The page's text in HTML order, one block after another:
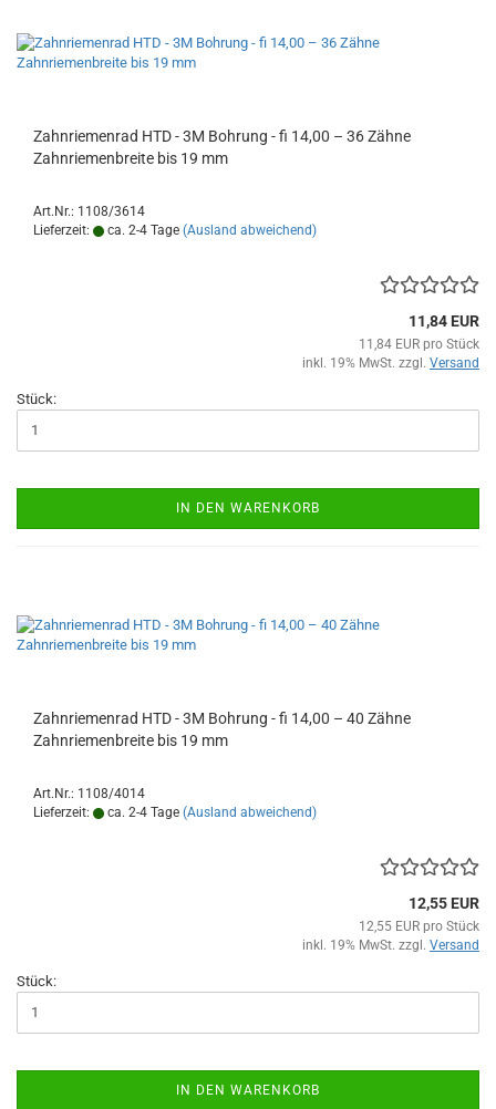
Zahnriemenrad HTD - 3M Bohrung - fi 14,00 – 36 Zähne
Zahnriemenbreite bis 19 mm
Art.Nr.: 1108/3614
Lieferzeit:
ca. 2-4 Tage (Ausland abweichend)
11,84 EUR
11,84 EUR pro Stück
inkl. 19% MwSt. zzgl. Versand
Stück:
IN DEN WARENKORB
Zahnriemenrad HTD - 3M Bohrung - fi 14,00 – 40 Zähne
Zahnriemenbreite bis 19 mm
Art.Nr.: 1108/4014
Lieferzeit:
ca. 2-4 Tage (Ausland abweichend)
12,55 EUR
12,55 EUR pro Stück
inkl. 19% MwSt. zzgl. Versand
Stück:
IN DEN WARENKORB